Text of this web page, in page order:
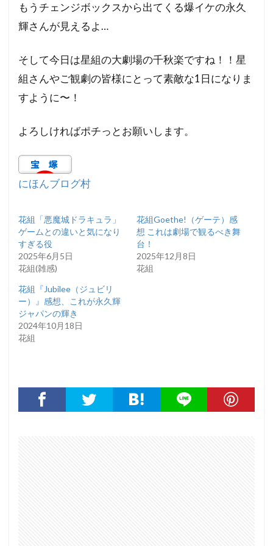
もうチェンジボックスから出てくる爆イケの永久
輝さんが見えるよ…
そして今日は星組の大劇場の千秋楽ですね！！星
組さんやご観劇の皆様にとって素敵な1日になりま
すように〜！
よろしければポチっとお願いします。
にほんブログ村
花組「悪魔城ドラキュラ」
ゲームとの違いと気になり
すぎる役
2025年6月5日
花組(雑感)
花組Goethe!（ゲーテ）感
想 これは劇場で観るべき舞
台！
2025年12月8日
花組
花組『Jubilee（ジュビリ
ー）』感想、これが永久輝
ジャパンの輝き
2024年10月18日
花組